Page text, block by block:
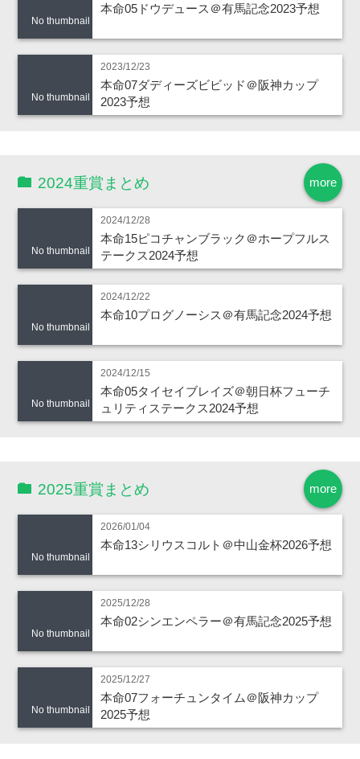
No thumbnail
本命05ドウデュース＠有馬記念2023予想
No thumbnail
2023/12/23
本命07ダディーズビビッド＠阪神カップ
2023予想
more
2024重賞まとめ
No thumbnail
2024/12/28
本命15ピコチャンブラック＠ホープフルス
テークス2024予想
No thumbnail
2024/12/22
本命10プログノーシス＠有馬記念2024予想
No thumbnail
2024/12/15
本命05タイセイブレイズ＠朝日杯フューチ
ュリティステークス2024予想
more
2025重賞まとめ
No thumbnail
2026/01/04
本命13シリウスコルト＠中山金杯2026予想
No thumbnail
2025/12/28
本命02シンエンペラー＠有馬記念2025予想
No thumbnail
2025/12/27
本命07フォーチュンタイム＠阪神カップ
2025予想